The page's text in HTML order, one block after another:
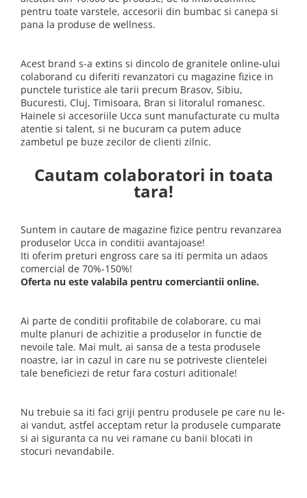
MADE IN INDIA
Fuste
Salopete
Rochii
RUCSACURI
Rucsacuri Mari cu Print
Rucsacuri Mari
Rucsacuri Mici
Pălării
Bijuterii
Eșarfe
PRODUSE DE RELAXARE
Lumânări Parfumate
Bijuterii Energetice
Diverse
ACCESORII DE IARNĂ
Eșarfe
Bentițe
Mănuși
Rucsacuri Mici
ACCESORII
Borsete și Genți
Căciuli
pentru toate varstele, accesorii din bumbac si canepa si
pana la produse de wellness.
Acest brand s-a extins si dincolo de granitele online-ului
colaborand cu diferiti revanzatori cu magazine fizice in
punctele turistice ale tarii precum Brasov, Sibiu,
Bucuresti, Cluj, Timisoara, Bran si litoralul romanesc.
Hainele si accesoriile Ucca sunt manufacturate cu multa
atentie si talent, si ne bucuram ca putem aduce
zambetul pe buze zecilor de clienti zilnic.
Cautam colaboratori in toata
tara!
Suntem in cautare de magazine fizice pentru revanzarea
produselor Ucca in conditii avantajoase!
Iti oferim preturi engross care sa iti permita un adaos
comercial de 70%-150%!
Oferta nu este valabila pentru comerciantii online.
Ai parte de conditii profitabile de colaborare, cu mai
multe planuri de achizitie a produselor in functie de
nevoile tale. Mai mult, ai sansa de a testa produsele
noastre, iar in cazul in care nu se potriveste clientelei
tale beneficiezi de retur fara costuri aditionale!
Nu trebuie sa iti faci griji pentru produsele pe care nu le-
ai vandut, astfel acceptam retur la produsele cumparate
si ai siguranta ca nu vei ramane cu banii blocati in
stocuri nevandabile.